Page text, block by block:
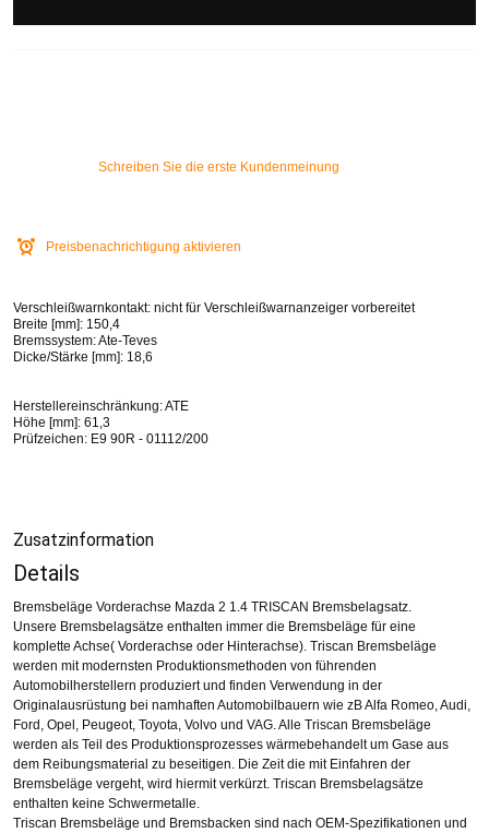
Schreiben Sie die erste Kundenmeinung
Preisbenachrichtigung aktivieren
Verschleißwarnkontakt: nicht für Verschleißwarnanzeiger vorbereitet
Breite [mm]: 150,4
Bremssystem: Ate-Teves
Dicke/Stärke [mm]: 18,6
Herstellereinschränkung: ATE
Höhe [mm]: 61,3
Prüfzeichen: E9 90R - 01112/200
Zusatzinformation
Details
Bremsbeläge Vorderachse Mazda 2 1.4 TRISCAN Bremsbelagsatz.
Unsere Bremsbelagsätze enthalten immer die Bremsbeläge für eine
komplette Achse( Vorderachse oder Hinterachse). Triscan Bremsbeläge
werden mit modernsten Produktionsmethoden von führenden
Automobilherstellern produziert und finden Verwendung in der
Originalausrüstung bei namhaften Automobilbauern wie zB Alfa Romeo, Audi,
Ford, Opel, Peugeot, Toyota, Volvo und VAG. Alle Triscan Bremsbeläge
werden als Teil des Produktionsprozesses wärmebehandelt um Gase aus
dem Reibungsmaterial zu beseitigen. Die Zeit die mit Einfahren der
Bremsbeläge vergeht, wird hiermit verkürzt. Triscan Bremsbelagsätze
enthalten keine Schwermetalle.
Triscan Bremsbeläge und Bremsbacken sind nach OEM-Spezifikationen und